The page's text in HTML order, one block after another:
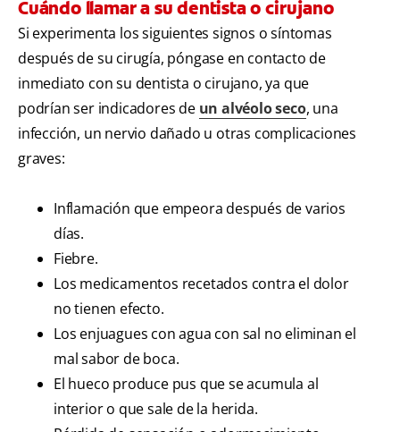
Cuándo llamar a su dentista o cirujano
Si experimenta los siguientes signos o síntomas
después de su cirugía, póngase en contacto de
inmediato con su dentista o cirujano, ya que
podrían ser indicadores de un alvéolo seco, una
infección, un nervio dañado u otras complicaciones
graves:
Inflamación que empeora después de varios
días.
Fiebre.
Los medicamentos recetados contra el dolor
no tienen efecto.
Los enjuagues con agua con sal no eliminan el
mal sabor de boca.
El hueco produce pus que se acumula al
interior o que sale de la herida.